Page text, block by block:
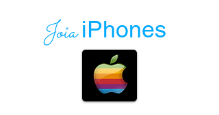
Joia iPhones